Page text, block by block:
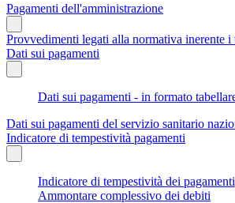
Pagamenti dell'amministrazione
Provvedimenti legati alla normativa inerente i
Dati sui pagamenti
Dati sui pagamenti - in formato
Dati sui pagamenti del servizio sanitario
Indicatore di tempestività pagamenti
Indicatore di tempestività dei pagamenti
Ammontare complessivo dei debiti